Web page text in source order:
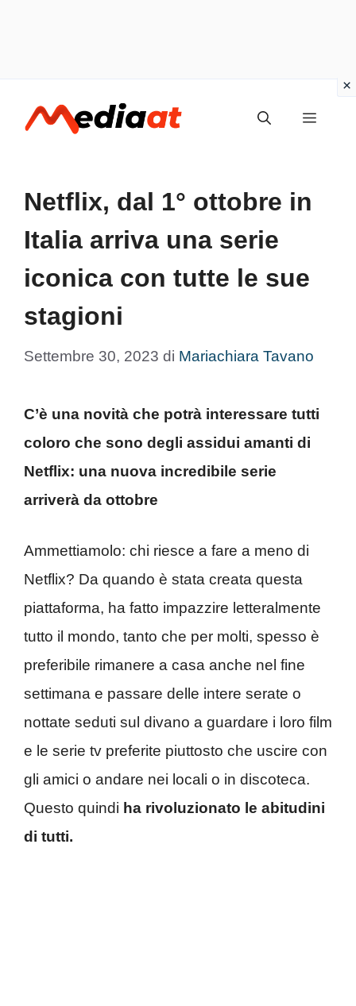
MENU
Netflix, dal 1° ottobre in
Italia arriva una serie
iconica con tutte le sue
stagioni
Settembre 30, 2023 di Mariachiara Tavano
C’è una novità che potrà interessare tutti
coloro che sono degli assidui amanti di
Netflix: una nuova incredibile serie
arriverà da ottobre
Ammettiamolo: chi riesce a fare a meno di
Netflix? Da quando è stata creata questa
piattaforma, ha fatto impazzire letteralmente
tutto il mondo, tanto che per molti, spesso è
preferibile rimanere a casa anche nel fine
settimana e passare delle intere serate o
nottate seduti sul divano a guardare i loro film
e le serie tv preferite piuttosto che uscire con
gli amici o andare nei locali o in discoteca.
Questo quindi ha rivoluzionato le abitudini
di tutti.